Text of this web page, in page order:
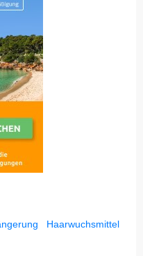
Haarwuchsmittel